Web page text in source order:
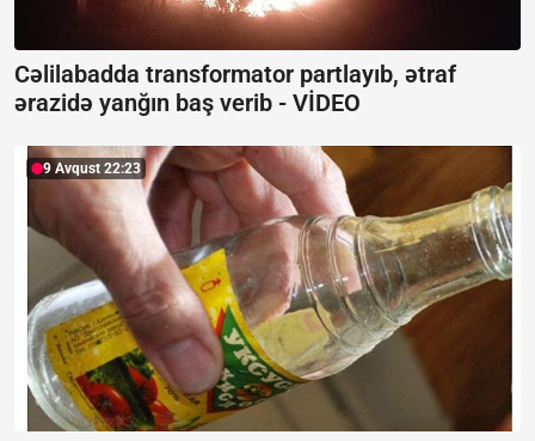
Cəlilabadda transformator partlayıb, ətraf
ərazidə yanğın baş verib - VİDEO
9 Avqust 22:23